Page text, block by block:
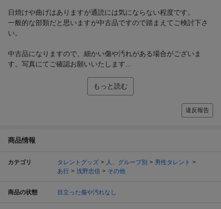
日焼けや曲げはありますが通読には気にならない程度です。
一般的な部類だと思いますが中古品ですので踏まえてご検討下さ
い。
中古品になりますので、細かい傷や汚れがある場合がございま
す。写真にてご確認お願いいたします...
もっと読む
違反報告
商品情報
カテゴリ タレントグッズ 人、グループ別
男性タレント
あ行
浅野忠信 その他
商品の状態 目立った傷や汚れなし